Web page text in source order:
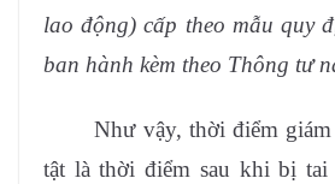
lao động) cấp theo mẫu quy
ban hành kèm theo Thông tư
Như vậy, thời điểm giám
tật là thời điểm sau khi bị tai